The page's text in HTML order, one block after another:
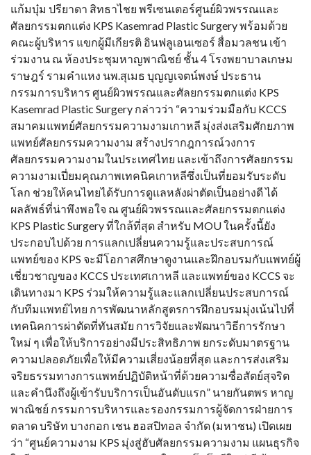
แก้มบุ๋ม ปรียาดา สิทธาไชย พรีเซนเตอร์ศูนย์ผิวพรรณและ
ศัลยกรรมตกแต่ง KPS Kasemrad Plastic Surgery พร้อมด้วย
คณะผู้บริหาร แขกผู้มีเกียรติ อินฟลูเอนเซอร์ สื่อมวลชน เข้า
ร่วมงาน ณ ห้องประชุมหาญพาณิชย์ ชั้น 4 โรงพยาบาลเกษม
ราษฎร์ รามคำแหง นพ.สุเมธ บุญญเจตน์พงษ์ ประธาน
กรรมการบริหาร ศูนย์ผิวพรรณและศัลยกรรมตกแต่ง KPS
Kasemrad Plastic Surgery กล่าวว่า “ความร่วมมือกับ KCCS
สมาคมแพทย์ศัลยกรรมความงามเกาหลี มุ่งส่งเสริมศักยภาพ
แพทย์ศัลยกรรมความงาม สร้างปรากฎการณ์วงการ
ศัลยกรรมความงามในประเทศไทย และเข้าถึงการศัลยกรรม
ความงามเปี่ยมคุณภาพเทคนิคเกาหลีซึ่งเป็นที่ยอมรับระดับ
โลก ช่วยให้คนไทยได้รับการดูแลหลังผ่าตัดเป็นอย่างดี ได้
ผลลัพธ์ที่น่าพึงพอใจ ณ ศูนย์ผิวพรรณและศัลยกรรมตกแต่ง
KPS Plastic Surgery ที่ใกล้ที่สุด สำหรับ MOU ในครั้งนี้ยัง
ประกอบไปด้วย การแลกเปลี่ยนความรู้และประสบการณ์
แพทย์ของ KPS จะมีโอกาสศึกษาดูงานและฝึกอบรมกับแพทย์ผู้
เชี่ยวชาญของ KCCS ประเทศเกาหลี และแพทย์ของ KCCS จะ
เดินทางมา KPS ร่วมให้ความรู้และแลกเปลี่ยนประสบการณ์
กับทีมแพทย์ไทย การพัฒนาหลักสูตรการฝึกอบรมมุ่งเน้นไปที่
เทคนิคการผ่าตัดที่ทันสมัย การวิจัยและพัฒนาวิธีการรักษา
ใหม่ ๆ เพื่อให้บริการอย่างมีประสิทธิภาพ ยกระดับมาตรฐาน
ความปลอดภัยเพื่อให้มีความเสี่ยงน้อยที่สุด และการส่งเสริม
จริยธรรมทางการแพทย์ปฏิบัติหน้าที่ด้วยความซื่อสัตย์สุจริต
และคำนึงถึงผู้เข้ารับบริการเป็นอันดับแรก” นายกันตพร หาญ
พาณิชย์ กรรมการบริหารและรองกรรมการผู้จัดการฝ่ายการ
ตลาด บริษัท บางกอก เชน ฮอสปิทอล จำกัด (มหาชน) เปิดเผย
ว่า “ศูนย์ความงาม KPS มุ่งสู่ฮับศัลยกรรมความงาม แผนธุรกิจ